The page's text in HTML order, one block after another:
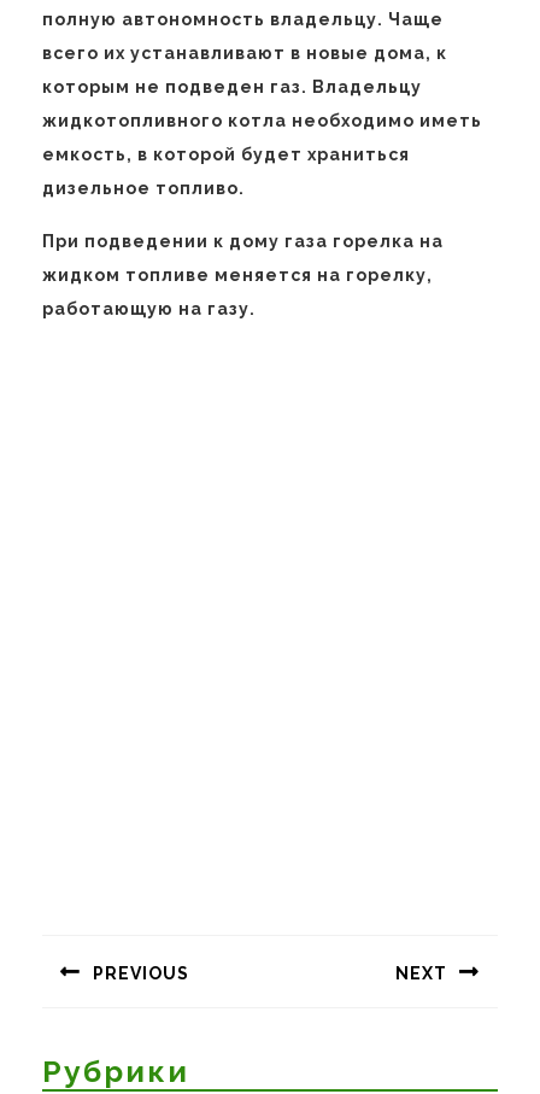
полную автономность владельцу. Чаще
всего их устанавливают в новые дома, к
которым не подведен газ. Владельцу
жидкотопливного котла необходимо иметь
емкость, в которой будет храниться
дизельное топливо.
При подведении к дому газа горелка на
жидком топливе меняется на горелку,
работающую на газу.
записям
PREVIOUS NEXT
Рубрики